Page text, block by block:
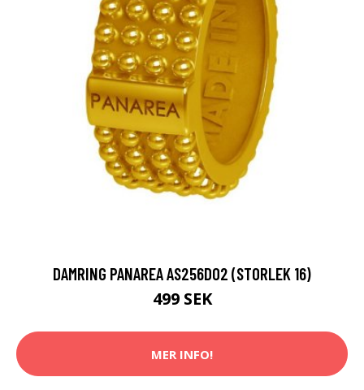
DAMRING PANAREA AS256DO2 (STORLEK 16)
499 SEK
MER INFO!